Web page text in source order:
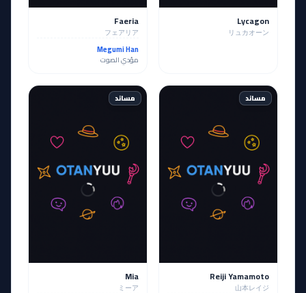
Lycagon
リュカオーン
Faeria
フェアリア
Megumi Han
مؤدي الصوت
مساند
Reiji Yamamoto
山本レイジ
مساند
Mia
ミーア